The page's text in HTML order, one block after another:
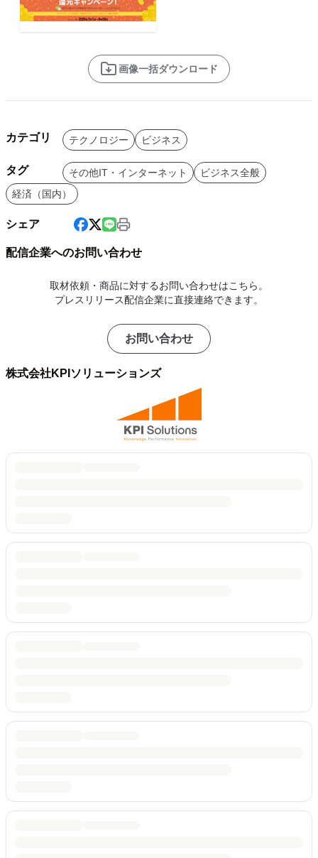
画像一括ダウンロード
カテゴリ テクノロジー ビジネス
タグ その他IT・インターネット
ビジネス全般
経済（国内）
シェア
配信企業へのお問い合わせ
取材依頼・商品に対するお問い合わせはこちら。
プレスリリース配信企業に直接連絡できます。
お問い合わせ
株式会社KPIソリューションズ